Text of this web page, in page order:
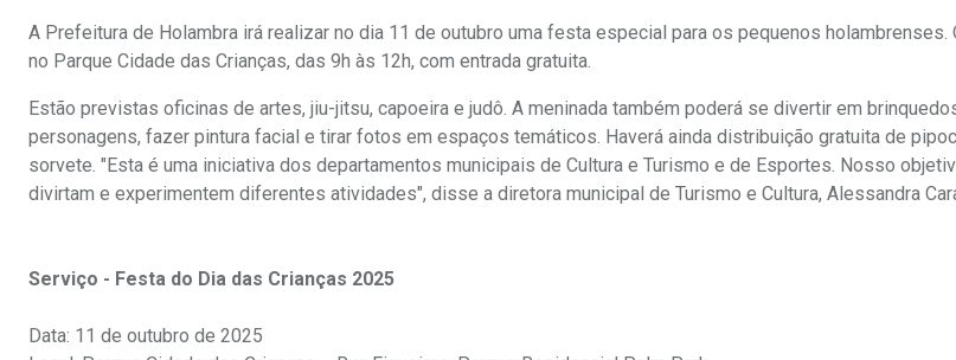
A Prefeitura de Holambra irá realizar no dia 11 de outubro uma festa especial para os pequenos holambrenses.
no Parque Cidade das Crianças, das 9h às 12h, com entrada gratuita.
Estão previstas oficinas de artes, jiu-jitsu, capoeira e judô. A meninada também poderá se divertir em
personagens, fazer pintura facial e tirar fotos em espaços temáticos. Haverá ainda distribuição gratuita de
sorvete. "Esta é uma iniciativa dos departamentos municipais de Cultura e Turismo e de Esportes. Nosso
divirtam e experimentem diferentes atividades", disse a diretora municipal de Turismo e Cultura, Alessandra
Serviço - Festa do Dia das Crianças 2025
Data: 11 de outubro de 2025